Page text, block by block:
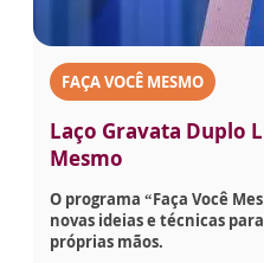
FAÇA VOCÊ MESMO
Laço Gravata Duplo
Mesmo
O programa “Faça Você
novas ideias e técnicas
próprias mãos.